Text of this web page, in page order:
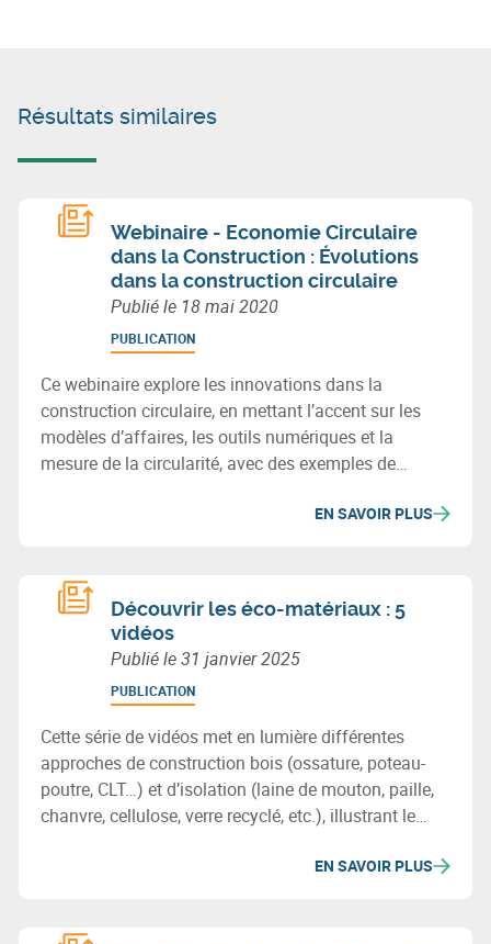
Résultats similaires
Webinaire - Economie Circulaire
dans la Construction : Évolutions
dans la construction circulaire
Publié le 18 mai 2020
PUBLICATION
Ce webinaire explore les innovations dans la
construction circulaire, en mettant l’accent sur les
modèles d’affaires, les outils numériques et la
mesure de la circularité, avec des exemples de
EN SAVOIR PLUS
Découvrir les éco-matériaux : 5
vidéos
Publié le31 janvier 2025
PUBLICATION
Cette série de vidéos met en lumière différentes
approches de construction bois (ossature, poteau-
poutre, CLT…) et d’isolation (laine de mouton, paille,
chanvre, cellulose, verre recyclé, etc.), illustrant le
EN SAVOIR PLUS